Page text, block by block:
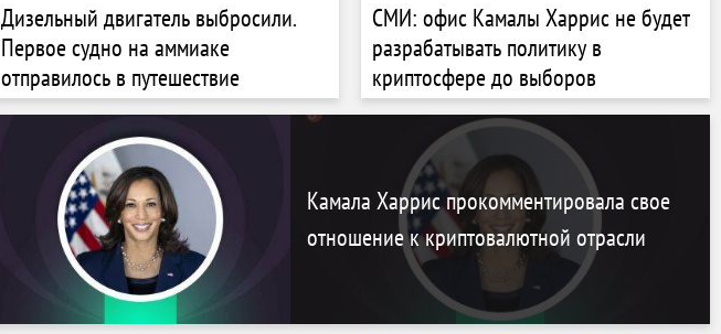
Дизельный двигатель выбросили.
Первое судно на аммиаке
отправилось в путешествие
СМИ: офис Камалы Харрис не будет
разрабатывать политику в
криптосфере до выборов
Камала Харрис прокомментировала свое
отношение к криптовалютной отрасли